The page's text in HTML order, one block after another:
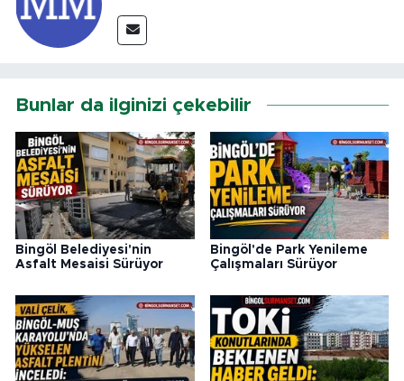
Bunlar da ilginizi çekebilir
Bingöl Belediyesi'nin
Asfalt Mesaisi Sürüyor
Bingöl'de Park Yenileme
Çalışmaları Sürüyor